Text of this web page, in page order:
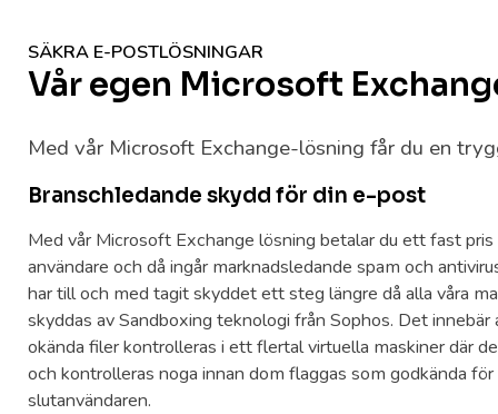
SÄKRA E-POSTLÖSNINGAR
Vår egen Microsoft
Med vår Microsoft Exchange-lösning får du en
Branschledande skydd för din e-post
Med vår Microsoft Exchange lösning betalar du ett fast pris
användare och då ingår marknadsledande spam och
har till och med tagit skyddet ett steg längre då alla våra
skyddas av Sandboxing teknologi från Sophos. Det innebär
okända filer kontrolleras i ett flertal virtuella maskiner där
och kontrolleras noga innan dom flaggas som godkända för
slutanvändaren.